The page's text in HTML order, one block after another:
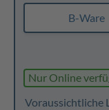
B-Ware
Nur Online
Voraussichtliche